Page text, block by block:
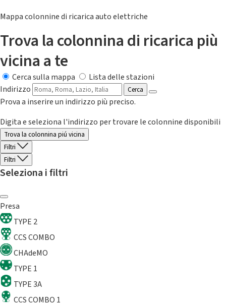
Mappa colonnine di ricarica auto elettriche
Trova la colonnina di ricarica più
vicina a te
Cerca sulla mappa
Lista delle stazioni
Indirizzo
Cerca
Prova a inserire un indirizzo più preciso.
Digita e seleziona l'indirizzo per trovare le colonnine disponibili
Trova la colonnina piú vicina
Filtri
Filtri
Seleziona i filtri
Presa
TYPE 2
CCS COMBO
CHAdeMO
TYPE 1
TYPE 3A
CCS COMBO 1